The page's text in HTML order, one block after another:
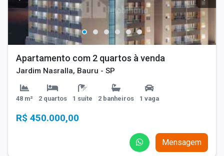
Apartamento com 2 quartos à venda
Jardim Nasralla, Bauru - SP
48 m² 2 quartos 1 suíte 2 banheiros 1 vaga
R$ 450.000,00
Mensagem